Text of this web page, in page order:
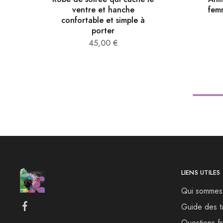
Robe courte noire
robe courte noire
La coupe droite
Le col rond
ventre et hanche​
confortable et simple à
porter
45,00 €
LIENS UTILES
Qui
Guide des